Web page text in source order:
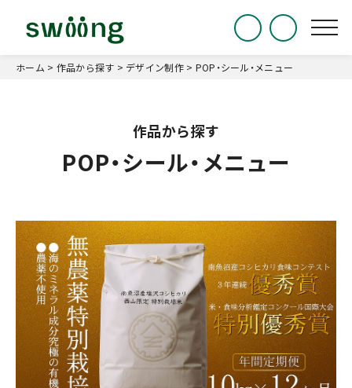
ホーム > 作品から探す > デザイン制作> POP・シール・メニュー
POP・シール・メニュー